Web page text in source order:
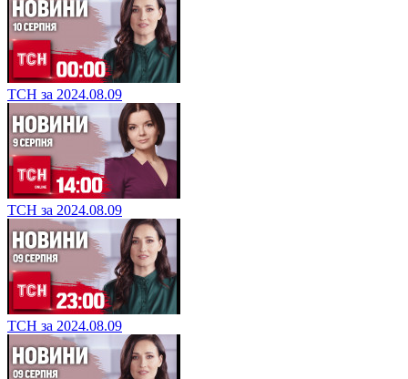
ТСН за 2024.08.09
ТСН за 2024.08.09
ТСН за 2024.08.09